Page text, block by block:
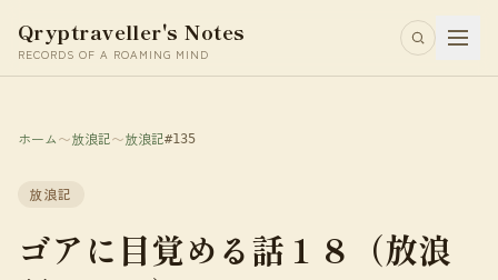
Qryptraveller's Notes
RECORDS OF A ROAMING MIND
ホーム〜放浪記〜放浪記#135
放浪記
ゴアに目覚める話１８（放浪